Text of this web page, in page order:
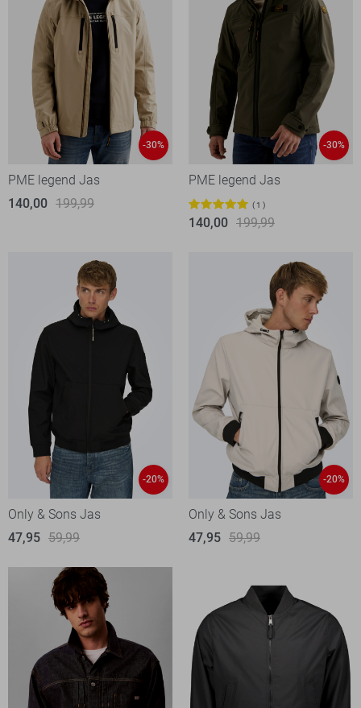
-30%
PME legend Jas
140,00 199,99
-30%
PME legend Jas
1
140,00 199,99
-20%
Only & Sons Jas
47,95 59,99
-20%
Only & Sons Jas
47,95 59,99